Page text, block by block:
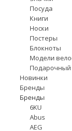
Посуда
Книги
Носки
Постеры
Блокноты
Модели
Подарочный
Новинки
Бренды
Бренды
6KU
Abus
AEG